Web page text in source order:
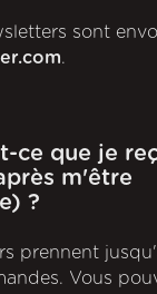
sont
.
ce que je
m'être
?
prennent
Vous